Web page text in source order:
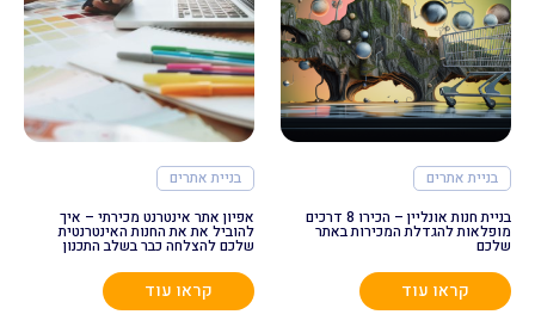
בניית אתרים
בניית חנות אונליין – הכירו 8 דרכים
מופלאות להגדלת המכירות באתר
שלכם
קראו עוד
בניית אתרים
אפיון אתר אינטרנט מכירתי – איך
להוביל את את החנות האינטרנטית
שלכם להצלחה כבר בשלב התכנון
קראו עוד